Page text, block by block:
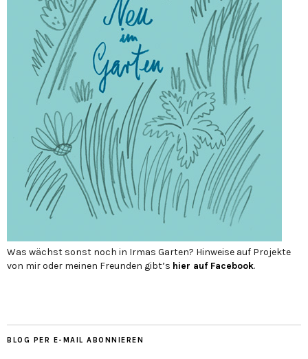
Was wächst sonst noch in Irmas Garten? Hinweise auf Projekte
von mir oder meinen Freunden gibt’s hier auf Face­book.
BLOG PER E-MAIL ABONNIEREN